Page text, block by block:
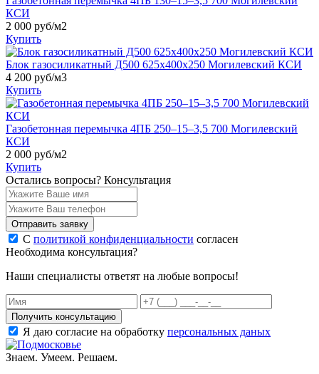
КСИ
2 000 руб/м2
Купить
Блок газосиликатный Д500 625х400х250 Могилевский КСИ
4 200 руб/м3
Купить
Газобетонная перемычка 4ПБ 250–15–3,5 700 Могилевский
КСИ
2 000 руб/м2
Купить
Остались вопросы? Консультация
Отправить заявку
С политикой конфиденциальности согласен
Необходима консультация?
Наши специалисты ответят на любые вопросы!
Получить консультацию
Я даю согласие на обработку персональных даных
Знаем. Умеем. Решаем.